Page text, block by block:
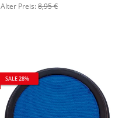
Alter Preis:8,95 €
SALE 28%